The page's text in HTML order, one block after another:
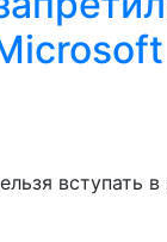
вступать